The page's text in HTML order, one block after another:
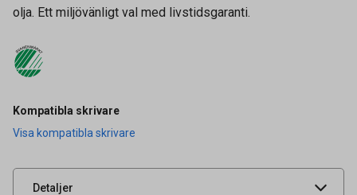
olja. Ett miljövänligt val med livstidsgaranti.
Kompatibla skrivare
Visa kompatibla skrivare
Detaljer
Artikelnummer
Leverantörens
UNSPSC 44103103